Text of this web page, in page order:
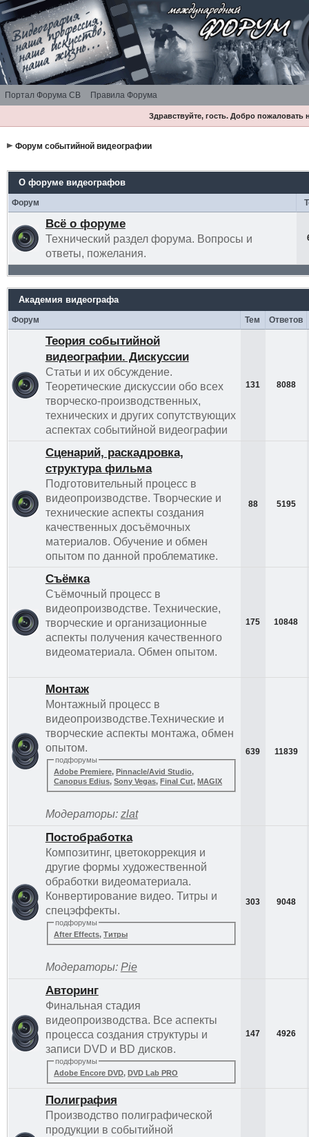
Портал Форума СВ Правила Форума
Здравствуйте, гость. Добро
Форум событийной видеографии
О форуме видеографов
Форум
Всё о форуме
Технический раздел форума. Вопросы и
ответы, пожелания.
Академия видеографа
Форум Тем Ответов
Теория событийной
видеографии. Дискуссии
Статьи и их обсуждение.
Теоретические дискуссии обо всех
творческо-производственных,
технических и других сопутствующих
аспектах событийной видеографии
131 8088
Сценарий, раскадровка,
структура фильма
Подготовительный процесс в
видеопроизводстве. Творческие и
технические аспекты создания
качественных досъёмочных
материалов. Обучение и обмен
опытом по данной проблематике.
88 5195
Съёмка
Съёмочный процесс в
видеопроизводстве. Технические,
творческие и организационные
аспекты получения качественного
видеоматериала. Обмен опытом.
175 10848
Монтаж
Монтажный процесс в
видеопроизводстве.Технические и
творческие аспекты монтажа, обмен
опытом.
подфорумы
Adobe Premiere, Pinnacle/Avid Studio,
Canopus Edius,Sony Vegas, Final Cut, MAGIX
Модераторы: zlat
639 11839
Постобработка
Композитинг, цветокоррекция и
другие формы художественной
обработки видеоматериала.
Конвертирование видео. Титры и
спецэффекты.
подфорумы
After Effects,Титры
Модераторы: Pie
303 9048
Авторинг
Финальная стадия
видеопроизводства. Все аспекты
процесса создания структуры и
записи DVD и BD дисков.
подфорумы
Adobe Encore DVD, DVD Lab PRO
147 4926
Полиграфия
Производство полиграфической
продукции в событийной